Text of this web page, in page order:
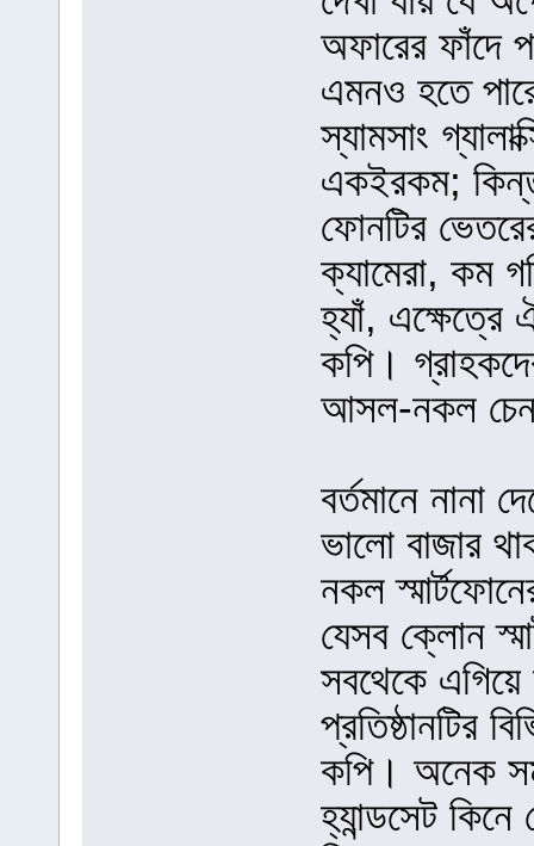
অফারের ফাঁদে
এমনও হতে
স্যামসাং
একইরকম;
ফোনটির
ক্যামেরা, কম
হ্যাঁ,
কপি।
আসল-নকল
বর্তমানে নানা
ভালো বাজার
নকল
যেসব ক্লোন
সবথেকে
প্রতিষ্ঠানটির
কপি। অনেক
হ্যান্ডসেট